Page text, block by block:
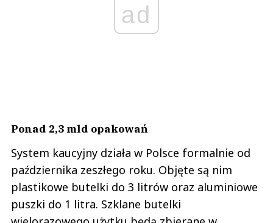
października zeszłego roku. Objęte są nim
puszki do 1 litra. Szklane butelki
wielorazowego użytku będą zbierane w
systemie od 2029 roku, obecnie odbierane są w
dotychczasowych systemach organizowanych